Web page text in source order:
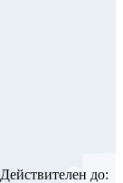
Действителен до: